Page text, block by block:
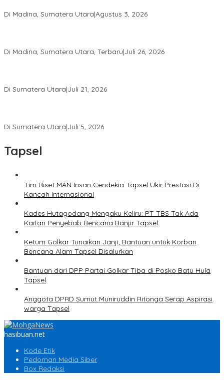
Di Madina, Sumatera Utara|Agustus 3, 2026
Di Madina, Sumatera Utara, Terbaru|Juli 26, 2026
Di Sumatera Utara|Juli 21, 2026
Di Sumatera Utara|Juli 5, 2026
Tapsel
Tim Riset MAN Insan Cendekia Tapsel Ukir Prestasi Di
Kancah Internasional
Kades Hutagodang Mengaku Keliru: PT TBS Tak Ada
Kaitan Penyebab Bencana Banjir Tapsel
Ketum Golkar Tunaikan Janji, Bantuan untuk Korban
Bencana Alam Tapsel Disalurkan
Bantuan dari DPP Partai Golkar Tiba di Posko Batu Hula
Tapsel
Anggota DPRD Sumut Muniruddin Ritonga Serap Aspirasi
warga Tapsel
hasibuan.net
Kode Etik
Pedoman Media Siber
Box Redaksi